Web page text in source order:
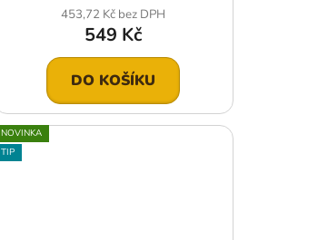
453,72 Kč bez DPH
549 Kč
DO KOŠÍKU
NOVINKA
TIP